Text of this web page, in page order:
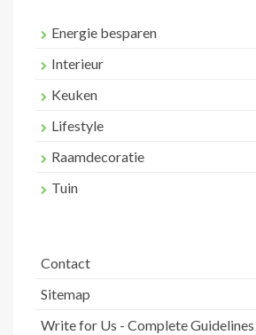
Energie besparen
Interieur
Keuken
Lifestyle
Raamdecoratie
Tuin
Contact
Sitemap
Write for Us - Complete Guidelines